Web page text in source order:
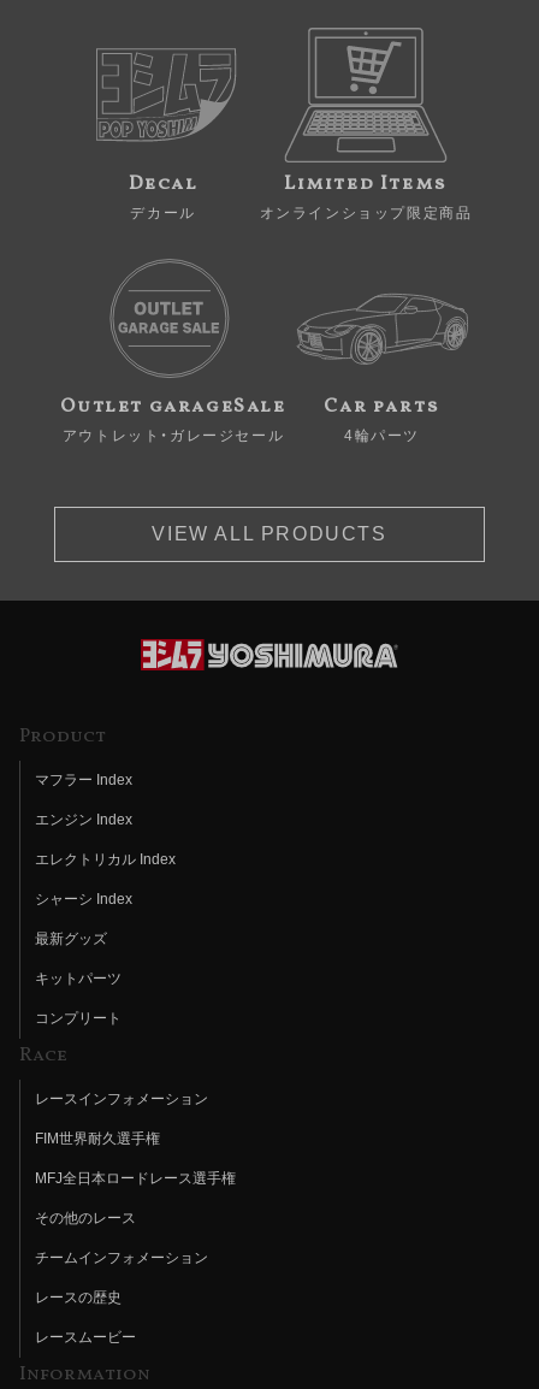
Decal
デカール
Limited Items
オンラインショップ限定商品
Outlet garageSale
アウトレット・ガレージセール
Car parts
4輪パーツ
VIEW ALL PRODUCTS
Product
マフラー Index
エンジン Index
エレクトリカル Index
シャーシ Index
最新グッズ
キットパーツ
コンプリート
Race
レースインフォメーション
FIM世界耐久選手権
MFJ全日本ロードレース選手権
その他のレース
チームインフォメーション
レースの歴史
レースムービー
Information